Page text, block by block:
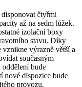
čtyřmi
až na sedm lůžek.
izolační boxy
stavu. Díky
výrazně větší a
současným
bude
nové dispozice bude
provozu.